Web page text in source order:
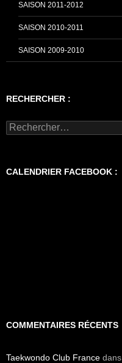
SAISON 2011-2012
SAISON 2010-2011
SAISON 2009-2010
RECHERCHER :
Rechercher :
CALENDRIER FACEBOOK :
COMMENTAIRES RÉCENTS
Taekwondo Club France dans